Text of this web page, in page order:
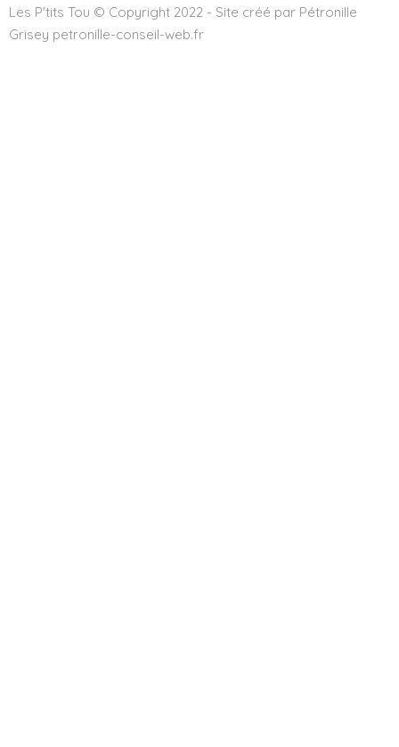
Les P'tits Tou © Copyright 2022 - Site créé par Pétronille
Grisey petronille-conseil-web.fr